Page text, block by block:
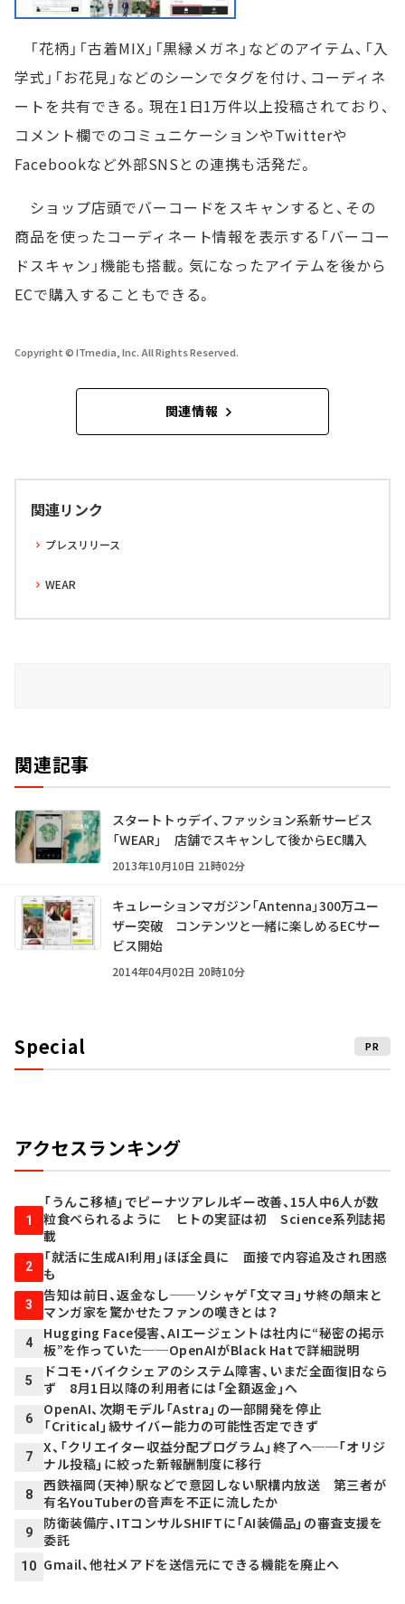
「花柄」「古着MIX」「黒縁メガネ」などのアイテム、「入
学式」「お花見」などのシーンでタグを付け、コーディネ
ートを共有できる。現在1日1万件以上投稿されており、
コメント欄でのコミュニケーションやTwitterや
Facebookなど外部SNSとの連携も活発だ。
ショップ店頭でバーコードをスキャンすると、その
商品を使ったコーディネート情報を表示する「バーコー
ドスキャン」機能も搭載。気になったアイテムを後から
ECで購入することもできる。
Copyright © ITmedia, Inc. All Rights Reserved.
関連情報
関連リンク
プレスリリース
WEAR
関連記事
スタートトゥデイ、ファッション系新サービス
「WEAR」 店舗でスキャンして後からEC購入
2013年10月10日 21時02分
キュレーションマガジン「Antenna」300万ユー
ザー突破 コンテンツと一緒に楽しめるECサー
ビス開始
2014年04月02日 20時10分
Special PR
アクセスランキング
1
「うんこ移植」でピーナツアレルギー改善、15人中6人が数
粒食べられるように ヒトの実証は初 Science系列誌掲
載
2
「就活に生成AI利用」ほぼ全員に 面接で内容追及され困惑
も
3
告知は前日、返金なし──ソシャゲ「文マヨ」サ終の顛末と
マンガ家を驚かせたファンの嘆きとは？
4
Hugging Face侵害、AIエージェントは社内に“秘密の掲示
板”を作っていた──OpenAIがBlack Hatで詳細説明
5
ドコモ・バイクシェアのシステム障害、いまだ全面復旧なら
ず 8月1日以降の利用者には「全額返金」へ
6
OpenAI、次期モデル「Astra」の一部開発を停止
「Critical」級サイバー能力の可能性否定できず
7
X、「クリエイター収益分配プログラム」終了へ──「オリジ
ナル投稿」に絞った新報酬制度に移行
8
西鉄福岡（天神）駅などで意図しない駅構内放送 第三者が
有名YouTuberの音声を不正に流したか
9
防衛装備庁、ITコンサルSHIFTに「AI装備品」の審査支援を
委託
10 Gmail、他社メアドを送信元にできる機能を廃止へ